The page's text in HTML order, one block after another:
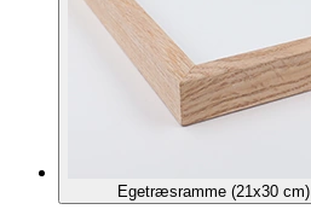
Egetræsramme (21x30 cm)